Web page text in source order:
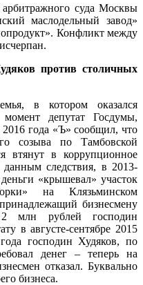
арбитражного суда Москвы
маслодельный завод»
Конфликт между
против столичных
в котором оказался
депутат Госдумы,
2016 года «Ъ» сообщил, что
созыва по Тамбовской
втянут в коррупционное
следствия, в 2013-
«крышевал» участок
на Клязьминском
бизнесмену
млн рублей господин
в августе-сентябре 2015
господин Худяков, по
денег – теперь на
отказал. Буквально
бизнеса.